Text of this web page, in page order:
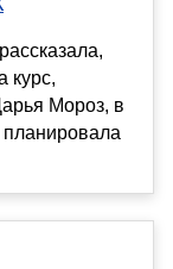
курс,
Мороз, в